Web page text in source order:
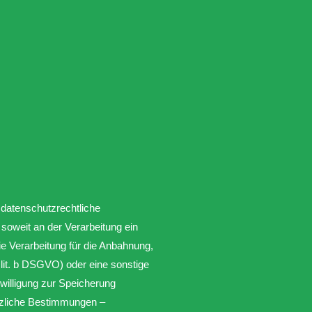
an der Verarbeitung ein
Verarbeitung für die Anbahnung,
b DSGVO) oder eine sonstige
zur Speicherung
Bestimmungen –